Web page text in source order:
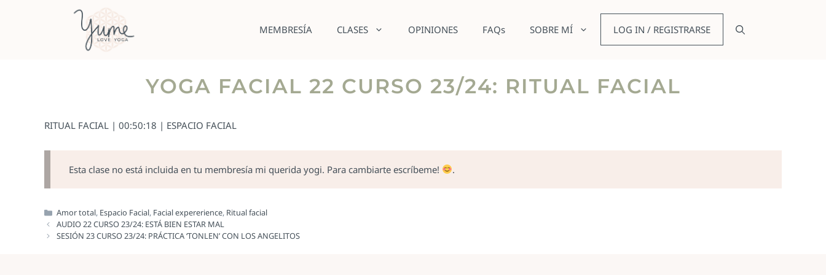
MEMBRESÍA CLASES OPINIONES FAQs SOBRE MÍ LOG IN / REGISTRARSE
YOGA FACIAL 22 CURSO 23/24: RITUAL FACIAL
RITUAL FACIAL | 00:50:18 | ESPACIO FACIAL
Esta clase no está incluida en tu membresía mi querida yogi. Para cambiarte escríbeme! .
Amor total, Espacio Facial, Facial expererience, Ritual facial
AUDIO 22 CURSO 23/24: ESTÁ BIEN ESTAR MAL
SESIÓN 23 CURSO 23/24: PRÁCTICA ‘TONLEN’ CON LOS ANGELITOS